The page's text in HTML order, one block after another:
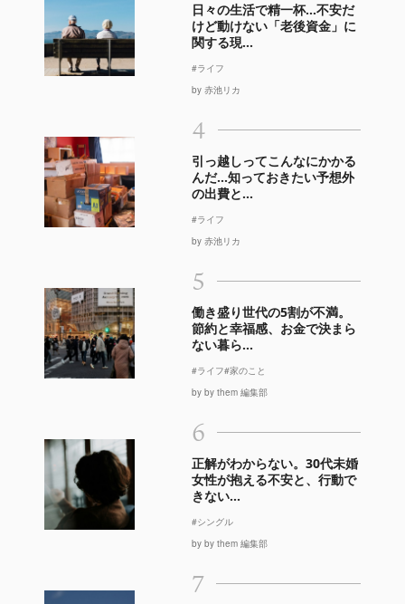
日々の生活で精一杯…不安だ
けど動けない「老後資金」に
関する現...
#ライフ
by 赤池リカ
4
引っ越しってこんなにかかる
んだ…知っておきたい予想外
の出費と...
#ライフ
by 赤池リカ
5
働き盛り世代の5割が不満。
節約と幸福感、お金で決まら
ない暮ら...
#ライフ#家のこと
by by them 編集部
6
正解がわからない。30代未婚
女性が抱える不安と、行動で
きない...
#シングル
by by them 編集部
7